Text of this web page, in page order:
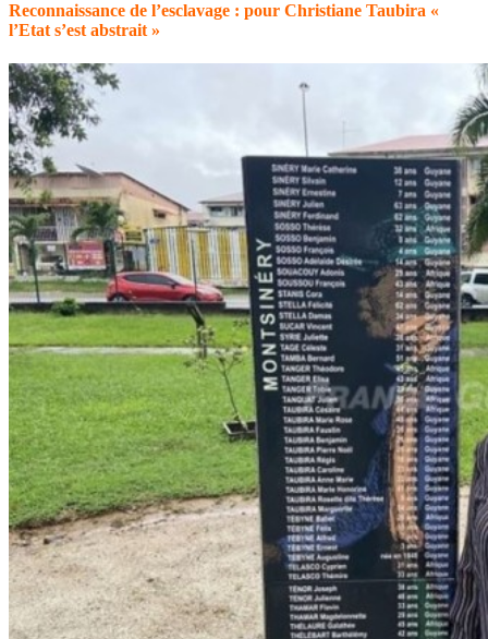
Reconnaissance de l’esclavage : pour Christiane Taubira «
l’Etat s’est abstrait »